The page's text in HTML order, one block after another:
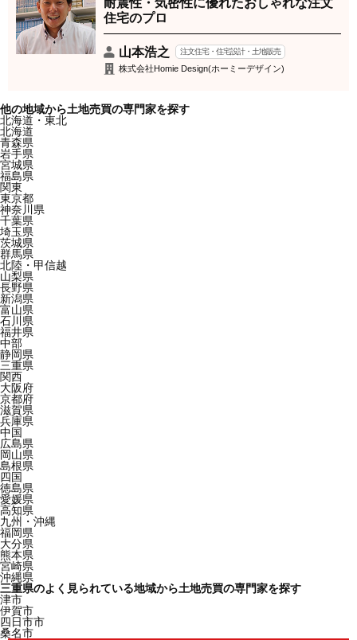
耐震性・気密性に優れたおしゃれな注文
住宅のプロ
山本浩之 注文住宅・住宅設計・土地販売
株式会社Homie Design(ホーミーデザイン)
他の地域から土地売買の専門家を探す
北海道・東北
北海道
青森県
岩手県
宮城県
福島県
関東
東京都
神奈川県
千葉県
埼玉県
茨城県
群馬県
北陸・甲信越
山梨県
長野県
新潟県
富山県
石川県
福井県
中部
静岡県
三重県
関西
大阪府
京都府
滋賀県
兵庫県
中国
広島県
岡山県
島根県
四国
徳島県
愛媛県
高知県
九州・沖縄
福岡県
大分県
熊本県
宮崎県
沖縄県
三重県のよく見られている地域から土地売買の専門家を探す
津市
伊賀市
四日市市
桑名市